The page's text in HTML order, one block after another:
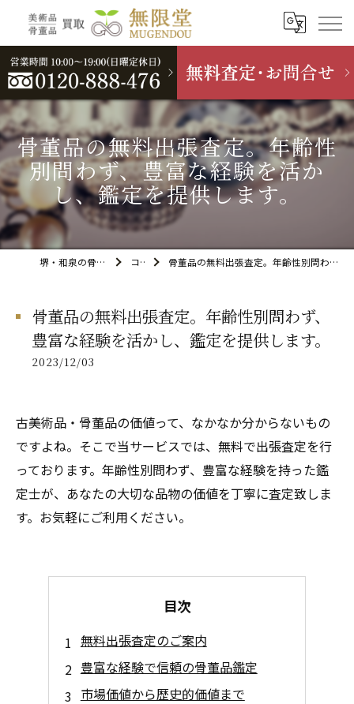
骨董品の無料出張査定。年齢性
別問わず、豊富な経験を活か
し、鑑定を提供します。
堺・和泉の骨董品買取なら無限堂 コラム 骨董品の無料出張査定。年齢性別問わず、豊富な経験を活かし、鑑定を提供します。
骨董品の無料出張査定。年齢性別問わず、
豊富な経験を活かし、鑑定を提供します。
2023/12/03
古美術品・骨董品の価値って、なかなか分からないもの
ですよね。そこで当サービスでは、無料で出張査定を行
っております。年齢性別問わず、豊富な経験を持った鑑
定士が、あなたの大切な品物の価値を丁寧に査定致しま
す。お気軽にご利用ください。
目次
無料出張査定のご案内
豊富な経験で信頼の骨董品鑑定
市場価値から歴史的価値まで